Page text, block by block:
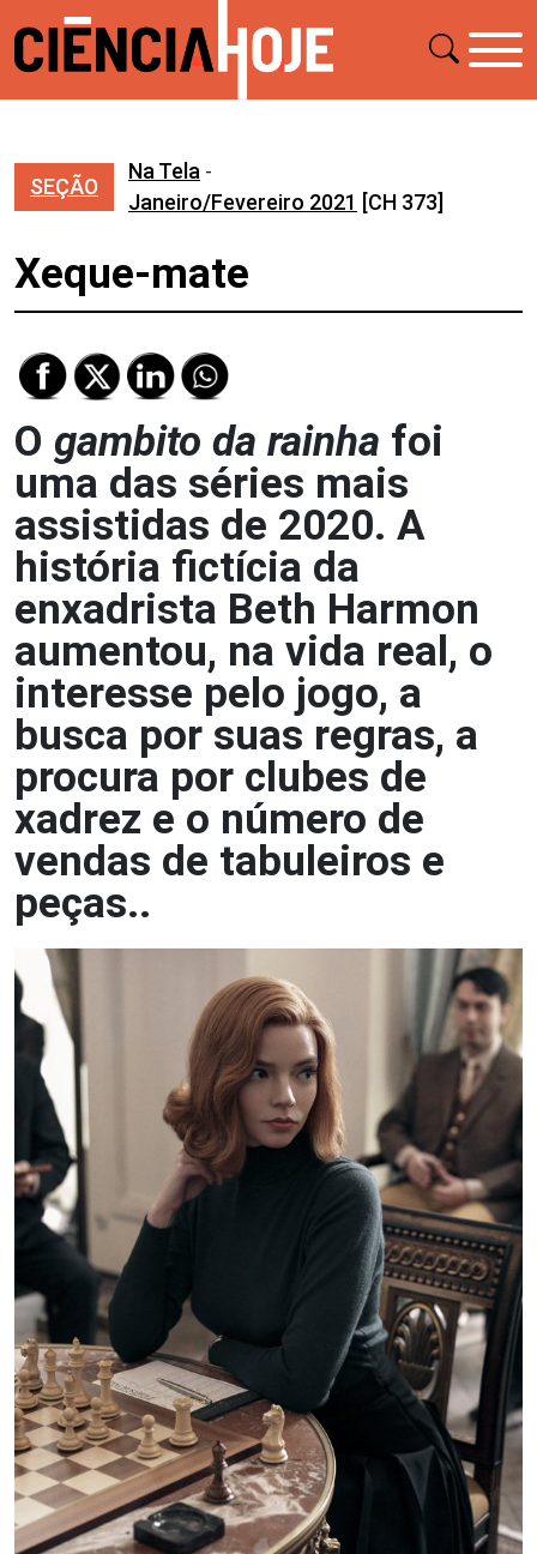
SEÇÃO
Na Tela -
Janeiro/Fevereiro 2021 [CH 373]
Xeque-mate
O gambito da rainha foi
uma das séries mais
assistidas de 2020. A
história fictícia da
enxadrista Beth Harmon
aumentou, na vida real, o
interesse pelo jogo, a
busca por suas regras, a
procura por clubes de
xadrez e o número de
vendas de tabuleiros e
peças..